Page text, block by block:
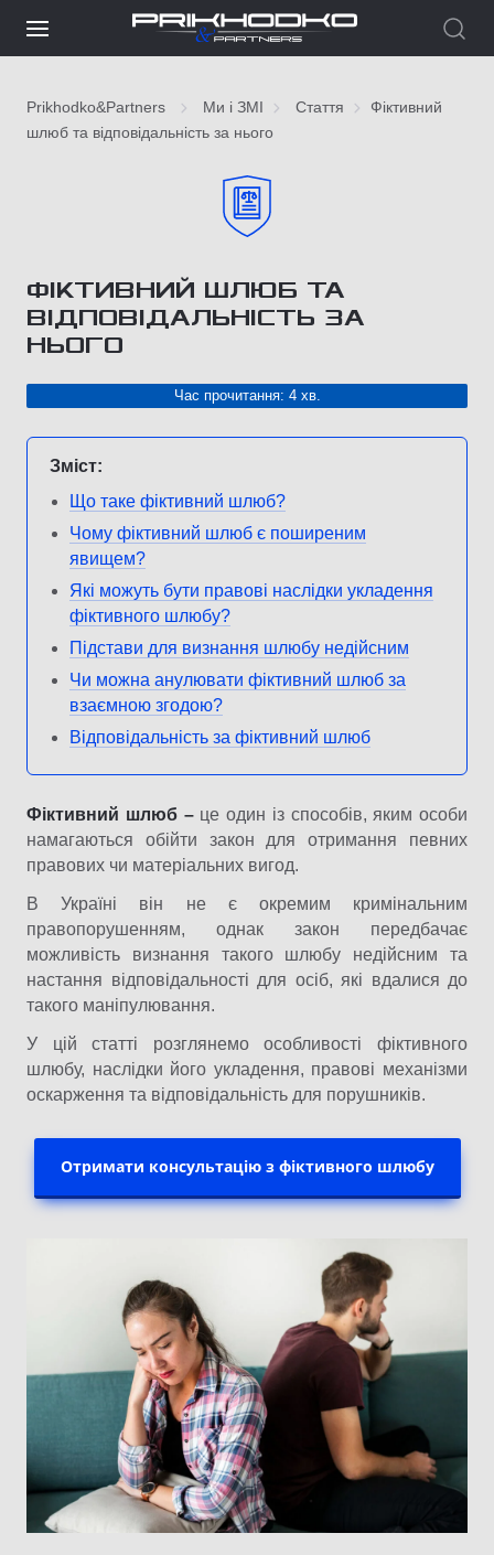
Prikhodko&Partners Ми і ЗМІ Стаття
Фіктивний
шлюб та відповідальність за нього
ФІКТИВНИЙ ШЛЮБ ТА
ВІДПОВІДАЛЬНІСТЬ ЗА
НЬОГО
Час прочитання: 4 хв.
Зміст:
Що таке фіктивний шлюб?
Чому фіктивний шлюб є поширеним
явищем?
Які можуть бути правові наслідки укладення
фіктивного шлюбу?
Підстави для визнання шлюбу недійсним
Чи можна анулювати фіктивний шлюб за
взаємною згодою?
Відповідальність за фіктивний шлюб
Фіктивний шлюб –це один із способів, яким особи
намагаються обійти закон для отримання певних
правових чи матеріальних вигод.
В Україні він не є окремим кримінальним
правопорушенням, однак закон передбачає
можливість визнання такого шлюбу недійсним та
настання відповідальності для осіб, які вдалися до
такого маніпулювання.
У цій статті розглянемо особливості фіктивного
шлюбу, наслідки його укладення, правові механізми
оскарження та відповідальність для порушників.
Отримати консультацію з фіктивного шлюбу